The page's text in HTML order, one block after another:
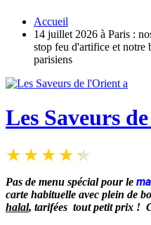
Accueil
14 juillet 2026 à Paris :
stop feu d'artifice et notre
parisiens
Les Saveurs
Pas de menu spécial pour le
carte habituelle avec plein de
halal, tarifées tout petit prix !